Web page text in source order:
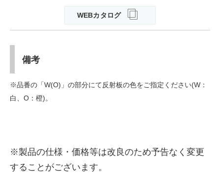
WEBカタログ
備考
※品番の「W(O)」の部分にて反射板の色をご指定ください(W：
白、O：橙)。
※製品の仕様・価格等は改良のため予告なく変更
することがございます。